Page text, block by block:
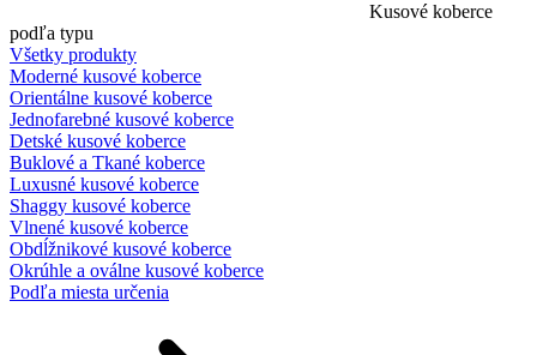
Kusové koberce
podľa typu
Všetky produkty
Moderné kusové koberce
Orientálne kusové koberce
Jednofarebné kusové koberce
Detské kusové koberce
Buklové a Tkané koberce
Luxusné kusové koberce
Shaggy kusové koberce
Vlnené kusové koberce
Obdĺžnikové kusové koberce
Okrúhle a oválne kusové koberce
Podľa miesta určenia